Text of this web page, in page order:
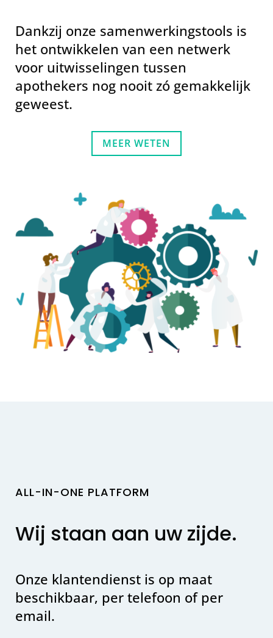
Dankzij onze samenwerkingstools is
het ontwikkelen van een netwerk
voor uitwisselingen tussen
apothekers nog nooit zó gemakkelijk
geweest.
MEER WETEN
ALL-IN-ONE PLATFORM
Wij staan aan uw zijde.
Onze klantendienst is op maat
beschikbaar, per telefoon of per
email.